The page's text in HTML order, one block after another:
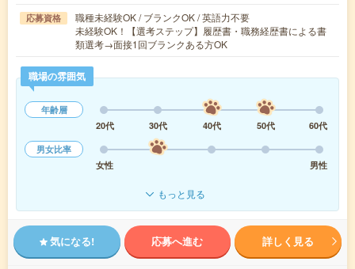
応募資格
職種未経験OK / ブランクOK / 英語力不要
未経験OK！【選考ステップ】履歴書・職務経歴書による書
類選考→面接1回ブランクある方OK
職場の雰囲気
年齢層
20代
30代 40代 50代
60代
男女比率
女性
男性
もっと見る
気になる! 応募へ進む 詳しく見る